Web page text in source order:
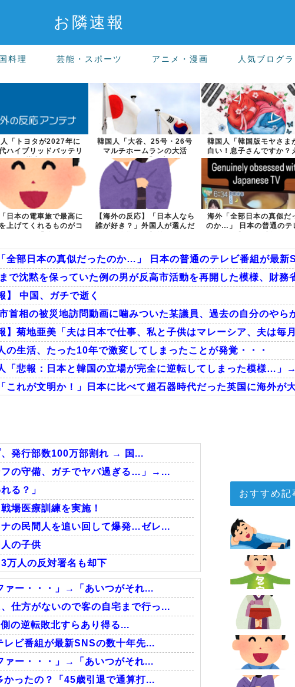
お隣速報
料理 芸能・スポーツ アニメ・漫画 人気ブログ
「トヨタが2027年に
ハイブリッドバッテリ
ーを導入へ...
韓国人「大谷、25号・26号
マルチホームランの大活
躍！」→「日本...
韓国人「韓国版モヤさま
白い！息子さんですか？
えええっ？？...
日本の電車旅で最高に
上げてくれるものがコ
【海外の反応】「日本人なら
誰が好き？」外国人が選んだ
海外「全部日本の真似だ
のか…」 日本の普通のテ
全部日本の真似だったのか…」 日本の普通のテレビ番組が最新
で沈黙を保っていた例の男が反高市活動を再開した模様、財務
】 中国、ガチで逝く
首相の被災地訪問動画に噛みついた某議員、過去の自分のやら
】菊地亜美「夫は日本で仕事、私と子供はマレーシア、夫は
の生活、たった10年で激変してしまったことが発覚・・・
「悲報：日本と韓国の立場が完全に逆転してしまった模様…」
これが文明か！」日本に比べて超石器時代だった英国に海外が
全部日本の真似だったのか…」 日本の普通のテレビ番組が最新
by livedoor 相互RSS
、発行部数100万部割れ → 国...
フの守備、ガチでヤバ過ぎる…」→...
る？」
場医療訓練を実施！
ナの民間人を追い回して爆発…ゼレ...
の子供
万人の反対署名も却下
ァー・・・」→「あいつがそれ...
仕方がないので客の自宅まで行っ...
の逆転敗北すらあり得る...
ビ番組が最新SNSの数十年先...
ァー・・・」→「あいつがそれ...
かったの？「45歳引退で通算打...
おすすめ記